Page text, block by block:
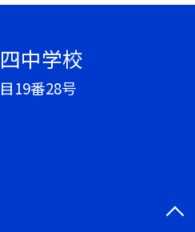
中学校
19番28号